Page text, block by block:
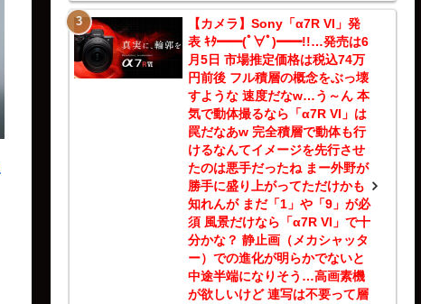
【カメラ】Sony「α7R VI」発
表 ｷﾀ━━(ﾟ∀ﾟ)━━!!…発売は6
月5日 市場推定価格は税込74万
円前後 フル積層の概念をぶっ壊
すような 速度だなw…う～ん 本
気で動体撮るなら「α7R VI」は
罠だなあw 完全積層で動体も行
けるなんてイメージを先行させ
たのは悪手だったね まー外野が
勝手に盛り上がってただけかも
知れんが まだ「1」や「9」が必
須 風景だけなら「α7R VI」で十
分かな？ 静止画（メカシャッタ
ー）での進化が明らかでないと
中途半端になりそう…高画素機
が欲しいけど 連写は不要って層